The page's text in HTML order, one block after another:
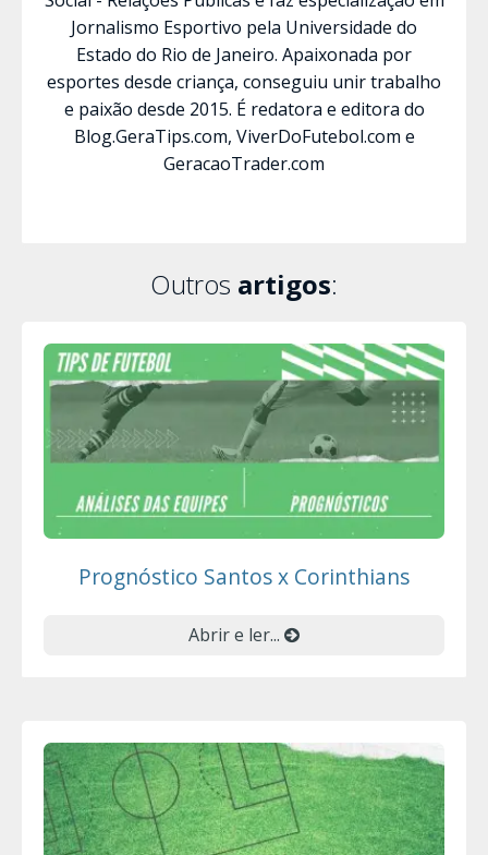
Jornalismo Esportivo pela Universidade do
Estado do Rio de Janeiro. Apaixonada por
esportes desde criança, conseguiu unir trabalho
e paixão desde 2015. É redatora e editora do
Blog.GeraTips.com, ViverDoFutebol.com e
GeracaoTrader.com
Outros artigos:
Prognóstico Santos x Corinthians
Abrir e ler...